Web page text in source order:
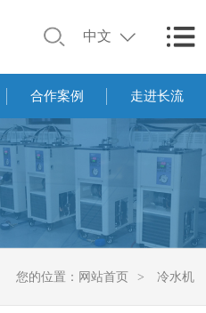
中文
合作案例 走进长流
您的位置： 网站首页 > 冷水机